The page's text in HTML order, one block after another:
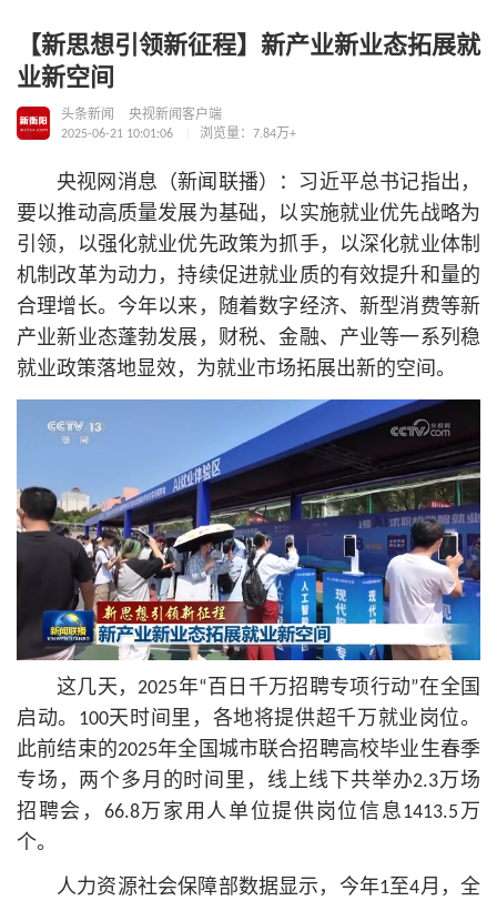
【新思想引领新征程】新产业新业态拓展就
业新空间
头条新闻
央视新闻客户端
2025-06-21 10:01:06
浏览量：7.84万+
央视网消息（新闻联播）：习近平总书记指出，
要以推动高质量发展为基础，以实施就业优先战略为
引领，以强化就业优先政策为抓手，以深化就业体制
机制改革为动力，持续促进就业质的有效提升和量的
合理增长。今年以来，随着数字经济、新型消费等新
产业新业态蓬勃发展，财税、金融、产业等一系列稳
就业政策落地显效，为就业市场拓展出新的空间。
这几天，2025年“百日千万招聘专项行动”在全国
启动。100天时间里，各地将提供超千万就业岗位。
此前结束的2025年全国城市联合招聘高校毕业生春季
专场，两个多月的时间里，线上线下共举办2.3万场
招聘会，66.8万家用人单位提供岗位信息1413.5万
个。
人力资源社会保障部数据显示，今年1至4月，全